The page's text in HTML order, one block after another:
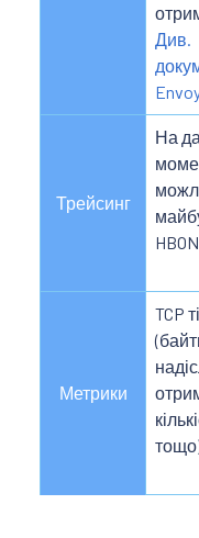
Див.
Envoy
Трейсинг
На
Метрики
TCP